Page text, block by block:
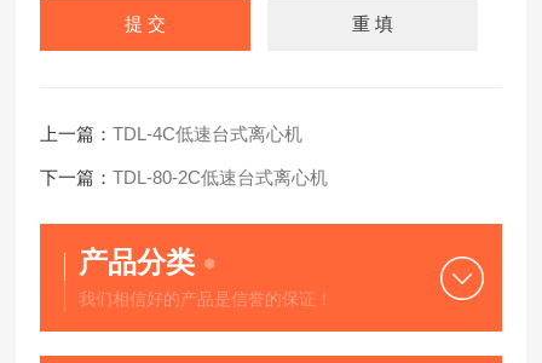
上一篇：TDL-4C低速台式离心机
下一篇：TDL-80-2C低速台式离心机
产品分类
我们相信好的产品是信誉的保证！